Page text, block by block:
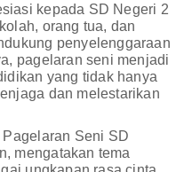
kepada SD Negeri 2
orang tua, dan
penyelenggaraan
pagelaran seni menjadi
yang tidak hanya
dan melestarikan
Seni SD
mengatakan tema